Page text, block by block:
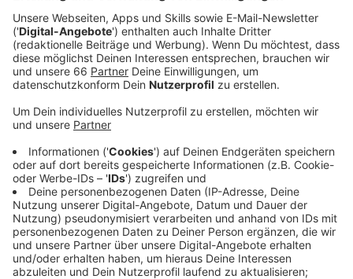
Anzeige
Sperrungen bis Ende August
Anzeige
Deshalb kann die Straße zunächst immer nur auf einer
Seite befahren werden, ab dem 11. August wird sie
dann in beiden Fahrtrichtungen voll gesperrt.
Anzeige